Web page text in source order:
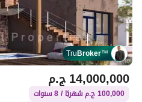
TruBroker™
ج.م14,000,000
100,000 ج.م شهريًا / 8 سنوات